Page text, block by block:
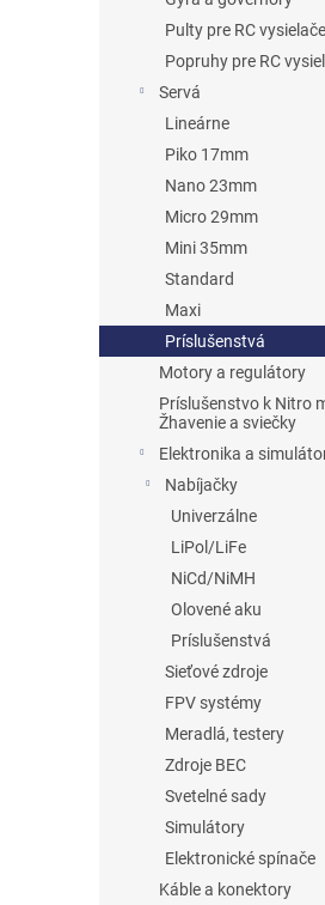
Pulty pre RC vysielače
Popruhy pre RC
Servá
Lineárne
Piko 17mm
Nano 23mm
Micro 29mm
Mini 35mm
Standard
Maxi
Príslušenstvá
Motory a regulátory
Príslušenstvo k Nitro
Žhavenie a sviečky
Elektronika a
Nabíjačky
Univerzálne
LiPol/LiFe
NiCd/NiMH
Olovené aku
Príslušenstvá
Sieťové zdroje
FPV systémy
Meradlá, testery
Zdroje BEC
Svetelné sady
Simulátory
Elektronické spínače
Káble a konektory